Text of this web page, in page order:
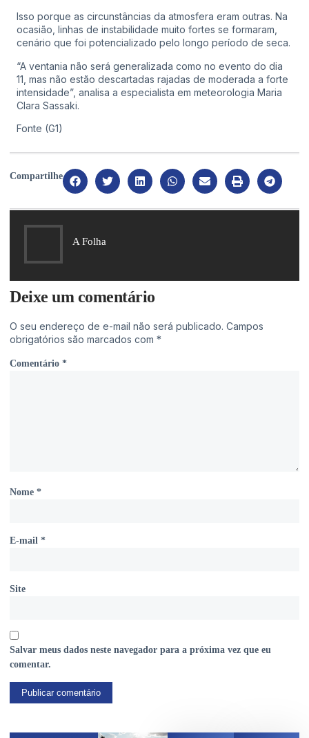
Isso porque as circunstâncias da atmosfera eram outras. Na
ocasião, linhas de instabilidade muito fortes se formaram,
cenário que foi potencializado pelo longo período de seca.
“A ventania não será generalizada como no evento do dia
11, mas não estão descartadas rajadas de moderada a forte
intensidade”, analisa a especialista em meteorologia Maria
Clara Sassaki.
Fonte (G1)
Compartilhe
A Folha
Deixe um comentário
O seu endereço de e-mail não será publicado. Campos
obrigatórios são marcados com *
Comentário *
Nome *
E-mail *
Site
Salvar meus dados neste navegador para a próxima vez que eu
comentar.